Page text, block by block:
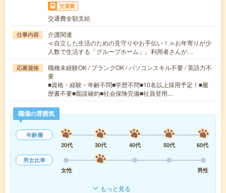
交通費
交通費全額支給
仕事内容
介護関連
≪自立した生活のための見守りやお手伝い！≫お年寄りが少
人数で生活する「グループホーム」。利用者さんが…
応募資格
職種未経験OK / ブランクOK / パソコンスキル不要 / 英語力不
要
■資格・経験・年齢不問■学歴不問■10名以上採用予定！■履
歴書不要■面談確約■社会保険完備■社員登用…
職場の雰囲気
年齢層
20代
30代 40代 50代
60代
男女比率
女性
男性
もっと見る